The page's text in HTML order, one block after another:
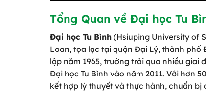
Tổng Quan về Đại học Tu
Đại học Tu Bình (Hsiuping University of
Loan, tọa lạc tại quận Đại Lý, thành phố
lập năm 1965, trường trải qua nhiều giai
Đại học Tu Bình vào năm 2011. Với hơn
kết hợp lý thuyết và thực hành, chuẩn bị